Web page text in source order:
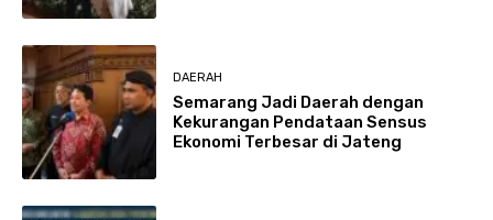
DAERAH
Semarang Jadi Daerah dengan
Kekurangan Pendataan Sensus
Ekonomi Terbesar di Jateng